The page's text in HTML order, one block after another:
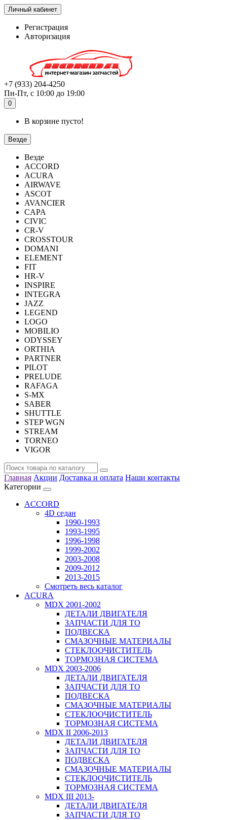
Личный кабинет
Регистрация
Авторизация
+7 (933) 204-4250
Пн-Пт, с 10:00 до 19:00
0
В корзине пусто!
Везде
Везде
ACCORD
ACURA
AIRWAVE
ASCOT
AVANCIER
CAPA
CIVIC
CR-V
CROSSTOUR
DOMANI
ELEMENT
FIT
HR-V
INSPIRE
INTEGRA
JAZZ
LEGEND
LOGO
MOBILIO
ODYSSEY
ORTHIA
PARTNER
PILOT
PRELUDE
RAFAGA
S-MX
SABER
SHUTTLE
STEP WGN
STREAM
TORNEO
VIGOR
Главная Акции Доставка и оплата Наши контакты
Категории
ACCORD
4D седан
1990-1993
1993-1995
1996-1998
1999-2002
2003-2008
2009-2012
2013-2015
Смотреть весь каталог
ACURA
MDX 2001-2002
ДЕТАЛИ ДВИГАТЕЛЯ
ЗАПЧАСТИ ДЛЯ ТО
ПОДВЕСКА
СМАЗОЧНЫЕ МАТЕРИАЛЫ
СТЕКЛООЧИСТИТЕЛЬ
ТОРМОЗНАЯ СИСТЕМА
MDX 2003-2006
ДЕТАЛИ ДВИГАТЕЛЯ
ЗАПЧАСТИ ДЛЯ ТО
ПОДВЕСКА
СМАЗОЧНЫЕ МАТЕРИАЛЫ
СТЕКЛООЧИСТИТЕЛЬ
ТОРМОЗНАЯ СИСТЕМА
MDX II 2006-2013
ДЕТАЛИ ДВИГАТЕЛЯ
ЗАПЧАСТИ ДЛЯ ТО
ПОДВЕСКА
СМАЗОЧНЫЕ МАТЕРИАЛЫ
СТЕКЛООЧИСТИТЕЛЬ
ТОРМОЗНАЯ СИСТЕМА
MDX III 2013-
ДЕТАЛИ ДВИГАТЕЛЯ
ЗАПЧАСТИ ДЛЯ ТО